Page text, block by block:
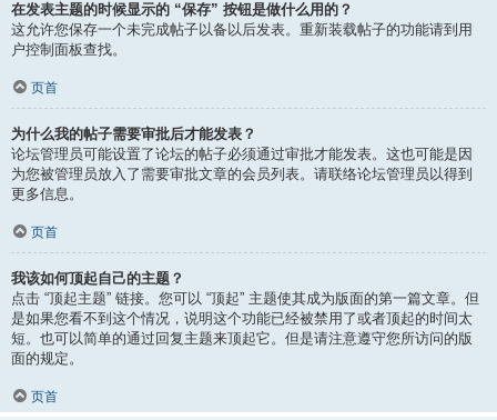
在发表主题的时候显示的 “保存” 按钮是做什么用的？
这允许您保存一个未完成帖子以备以后发表。重新装载帖子的功能请到用
户控制面板查找。
页首
为什么我的帖子需要审批后才能发表？
论坛管理员可能设置了论坛的帖子必须通过审批才能发表。这也可能是因
为您被管理员放入了需要审批文章的会员列表。请联络论坛管理员以得到
更多信息。
页首
我该如何顶起自己的主题？
点击 “顶起主题” 链接。您可以 “顶起” 主题使其成为版面的第一篇文章。但
是如果您看不到这个情况，说明这个功能已经被禁用了或者顶起的时间太
短。也可以简单的通过回复主题来顶起它。但是请注意遵守您所访问的版
面的规定。
页首